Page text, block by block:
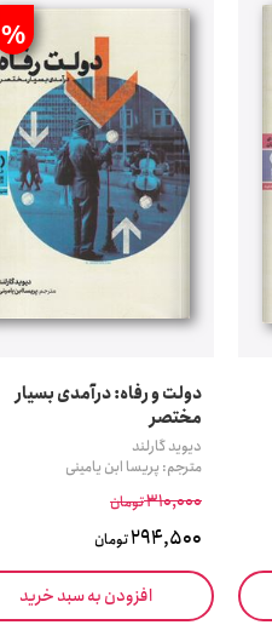
%
دولت و رفاه: درآمدی بسیار
مختصر
دیوید گارلند
مترجم: پریسا ابن یامینی
310,000تومان
294,500تومان
افزودن به سبد خرید